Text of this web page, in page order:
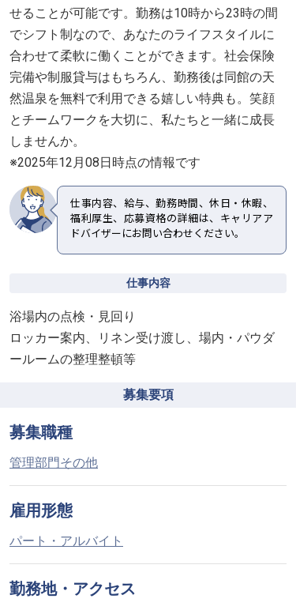
せることが可能です。勤務は10時から23時の間
でシフト制なので、あなたのライフスタイルに
合わせて柔軟に働くことができます。社会保険
完備や制服貸与はもちろん、勤務後は同館の天
然温泉を無料で利用できる嬉しい特典も。笑顔
とチームワークを大切に、私たちと一緒に成長
しませんか。
※2025年12月08日時点の情報です
仕事内容、給与、勤務時間、休日・休暇、
福利厚生、応募資格の詳細は、キャリアア
ドバイザーにお問い合わせください。
仕事内容
浴場内の点検・見回り
ロッカー案内、リネン受け渡し、場内・パウダ
ールームの整理整頓等
募集要項
募集職種
管理部門その他
雇用形態
パート・アルバイト
勤務地・アクセス